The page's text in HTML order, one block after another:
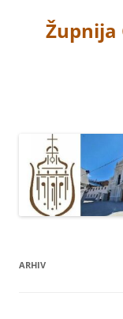
vsebinoŽupnija
ARHIV